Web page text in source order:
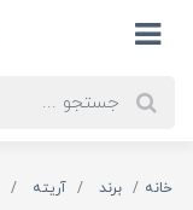
خانه برند آریته